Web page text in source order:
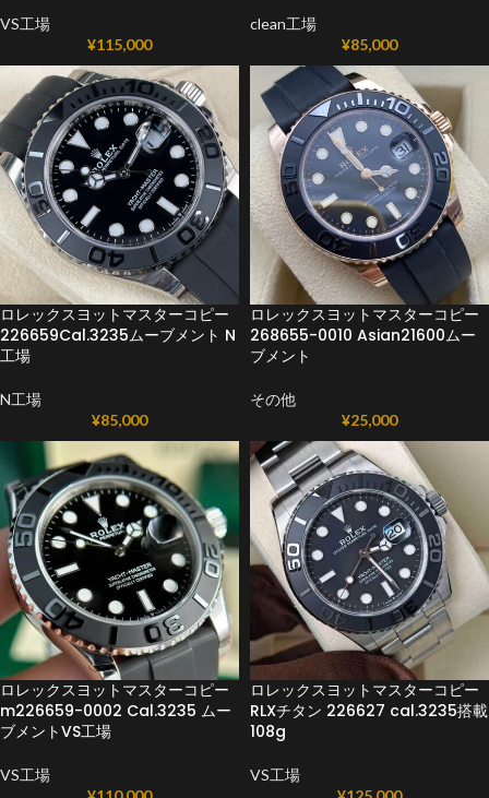
VS工場
¥115,000
clean工場
¥85,000
ロレックスヨットマスターコピー
226659Cal.3235ムーブメント N
工​​場
N工場
¥85,000
ロレックスヨットマスターコピー
268655-0010 Asian21600ムー
ブメント
その他
¥25,000
ロレックスヨットマスターコピー
m226659-0002 Cal.3235 ムー
ブメントVS工場
VS工場
ロレックスヨットマスターコピー
RLXチタン 226627 cal.3235搭載
108g
VS工場